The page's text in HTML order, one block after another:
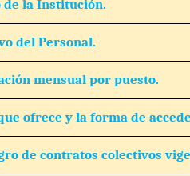
la Institución.
del Personal.
mensual por puesto.
ofrece y la forma de
de contratos colectivos